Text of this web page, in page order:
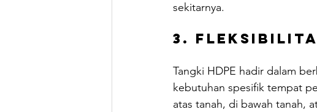
sekitarnya.
3.
Tangki HDPE hadir dalam
kebutuhan spesifik tempat
atas tanah, di bawah tanah,